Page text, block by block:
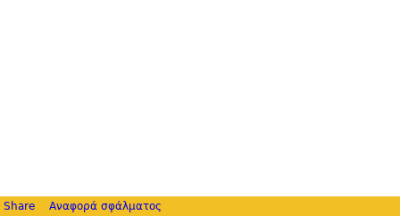
Share Αναφορά σφάλματος